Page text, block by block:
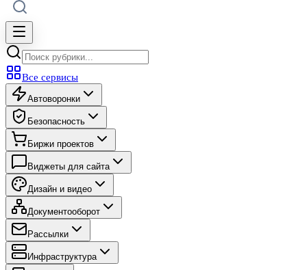
Все сервисы
Автоворонки
Безопасность
Биржи проектов
Виджеты для сайта
Дизайн и видео
Документооборот
Рассылки
Инфраструктура